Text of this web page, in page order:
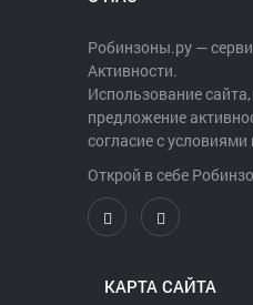
Робинзоны.ру —
Активности.
Использование
предложение
согласие с
Открой в себе
КАРТА САЙТА